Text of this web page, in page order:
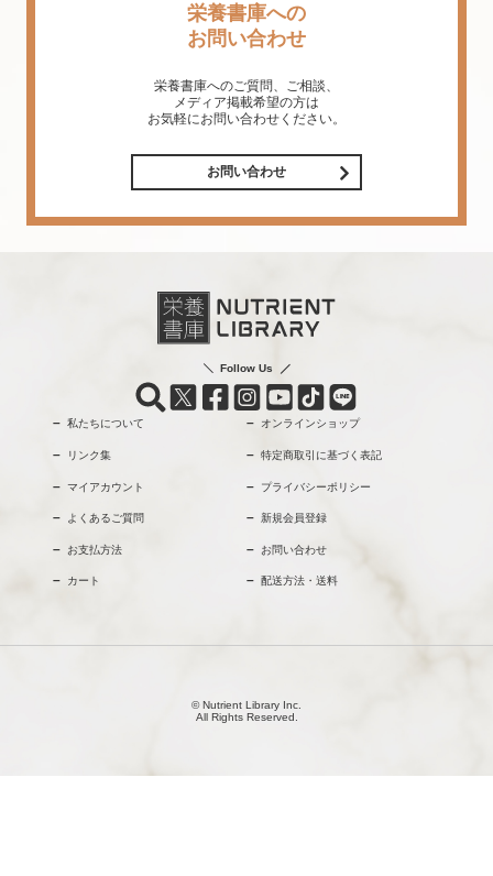
栄養書庫への
お問い合わせ
栄養書庫へのご質問、ご相談、
メディア掲載希望の方は
お気軽にお問い合わせください。
お問い合わせ
Follow Us
私たちについて オンラインショップ
リンク集 特定商取引に基づく表記
マイアカウント プライバシーポリシー
よくあるご質問 新規会員登録
お支払方法 お問い合わせ
カート 配送方法・送料
© Nutrient Library Inc.
All Rights Reserved.